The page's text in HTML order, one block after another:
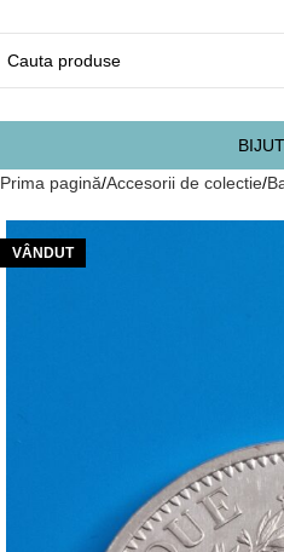
Prima pagină Accesorii de colectie
VÂNDUT